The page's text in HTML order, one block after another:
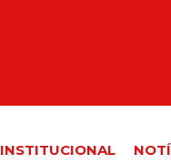
INSTITUCIONAL